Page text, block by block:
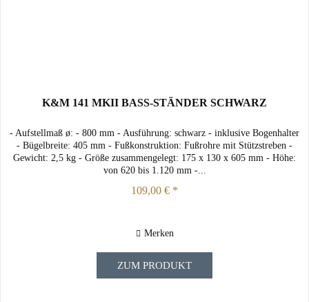
K&M 141 MKII BASS-STÄNDER SCHWARZ
- Aufstellmaß ø: - 800 mm - Ausführung: schwarz - inklusive Bogenhalter
- Bügelbreite: 405 mm - Fußkonstruktion: Fußrohre mit Stützstreben -
Gewicht: 2,5 kg - Größe zusammengelegt: 175 x 130 x 605 mm - Höhe:
von 620 bis 1.120 mm -...
109,00 € *
Merken
ZUM PRODUKT